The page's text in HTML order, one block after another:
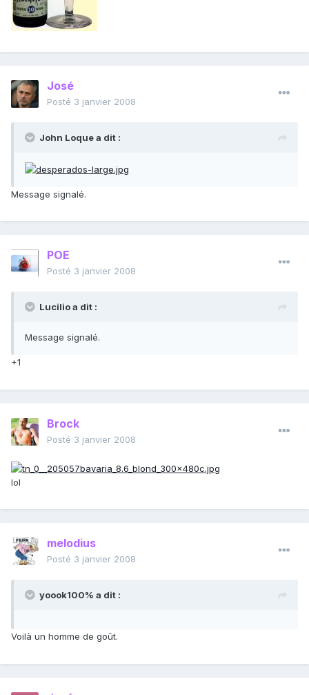
José
Posté 3 janvier 2008
John Loque a dit :
Message signalé.
POE
Posté 3 janvier 2008
Lucilio a dit :
Message signalé.
+1
Brock
Posté 3 janvier 2008
lol
melodius
Posté 3 janvier 2008
yoook100% a dit :
Voilà un homme de goût.